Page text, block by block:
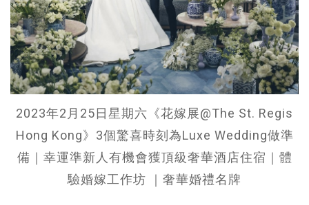
2023年2月25日星期六《花嫁展@The St. Regis
Hong Kong》3個驚喜時刻為Luxe Wedding做準
備｜幸運準新人有機會獲頂級奢華酒店住宿｜體
驗婚嫁工作坊 ｜奢華婚禮名牌